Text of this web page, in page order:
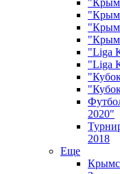
"Liga
"Liga
2020"
2018
Еще